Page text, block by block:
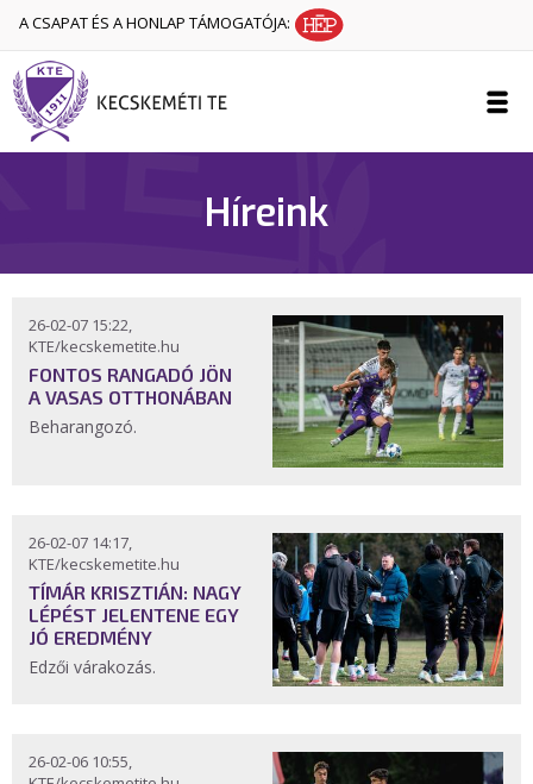
A CSAPAT ÉS A HONLAP TÁMOGATÓJA:
Híreink
26-02-07 15:22,
KTE/kecskemetite.hu
FONTOS RANGADÓ JÖN
A VASAS OTTHONÁBAN
Beharangozó.
26-02-07 14:17,
KTE/kecskemetite.hu
TÍMÁR KRISZTIÁN: NAGY
LÉPÉST JELENTENE EGY
JÓ EREDMÉNY
Edzői várakozás.
26-02-06 10:55,